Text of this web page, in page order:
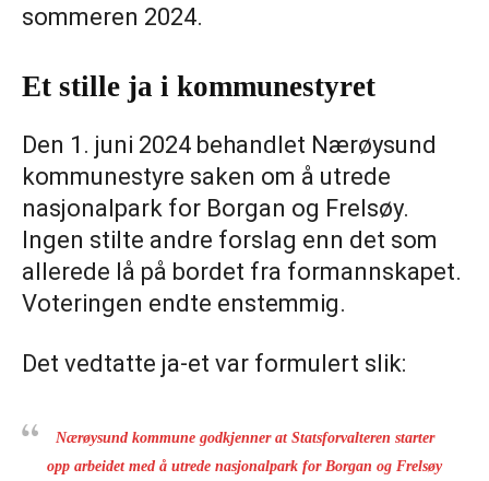
sommeren 2024.
Et stille ja i kommunestyret
Den 1. juni 2024 behandlet Nærøysund
kommunestyre saken om å utrede
nasjonalpark for Borgan og Frelsøy.
Ingen stilte andre forslag enn det som
allerede lå på bordet fra formannskapet.
Voteringen endte enstemmig.
Det vedtatte ja-et var formulert slik:
Nærøysund kommune godkjenner at Statsforvalteren starter
opp arbeidet med å utrede nasjonalpark for Borgan og Frelsøy